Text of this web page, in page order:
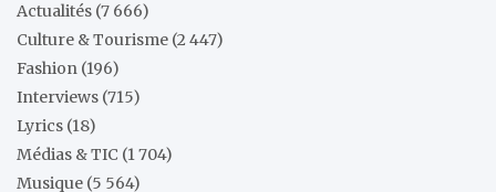
Actualités (7 666)
Culture & Tourisme (2 447)
Fashion (196)
Interviews (715)
Lyrics (18)
Médias & TIC (1 704)
Musique (5 564)